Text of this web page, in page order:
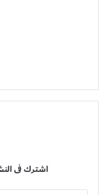
اشترك فى